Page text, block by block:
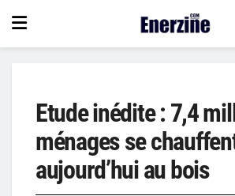
Etude inédite : 7,4
ménages se
aujourd’hui au bois